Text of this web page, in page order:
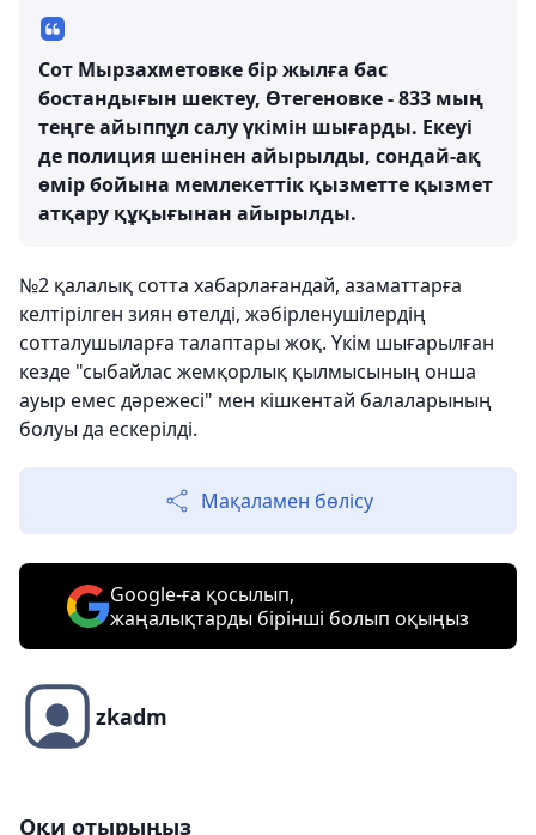
Сот Мырзахметовке бір жылға бас
бостандығын шектеу, Өтегеновке - 833 мың
теңге айыппұл салу үкімін шығарды. Екеуі
де полиция шенінен айырылды, сондай-ақ
өмір бойына мемлекеттік қызметте қызмет
атқару құқығынан айырылды.
№2 қалалық сотта хабарлағандай, азаматтарға
келтірілген зиян өтелді, жәбірленушілердің
сотталушыларға талаптары жоқ. Үкім шығарылған
кезде "сыбайлас жемқорлық қылмысының онша
ауыр емес дәрежесі" мен кішкентай балаларының
болуы да ескерілді.
Мақаламен бөлісу
Google-ға қосылып,
жаңалықтарды бірінші болып оқыңыз
zkadm
Оқи отырыңыз